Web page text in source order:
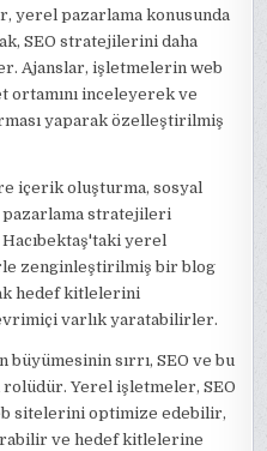
yerel pazarlama konusunda
SEO stratejilerini daha
Ajanslar, işletmelerin web
inceleyerek ve
yaparak özelleştirilmiş
içerik oluşturma, sosyal
stratejileri
Hacıbektaş'taki yerel
zenginleştirilmiş bir blog
hedef kitlelerini
varlık yaratabilirler.
sırrı, SEO ve bu
rolüdür. Yerel işletmeler, SEO
sitelerini optimize edebilir,
ve hedef kitlelerine